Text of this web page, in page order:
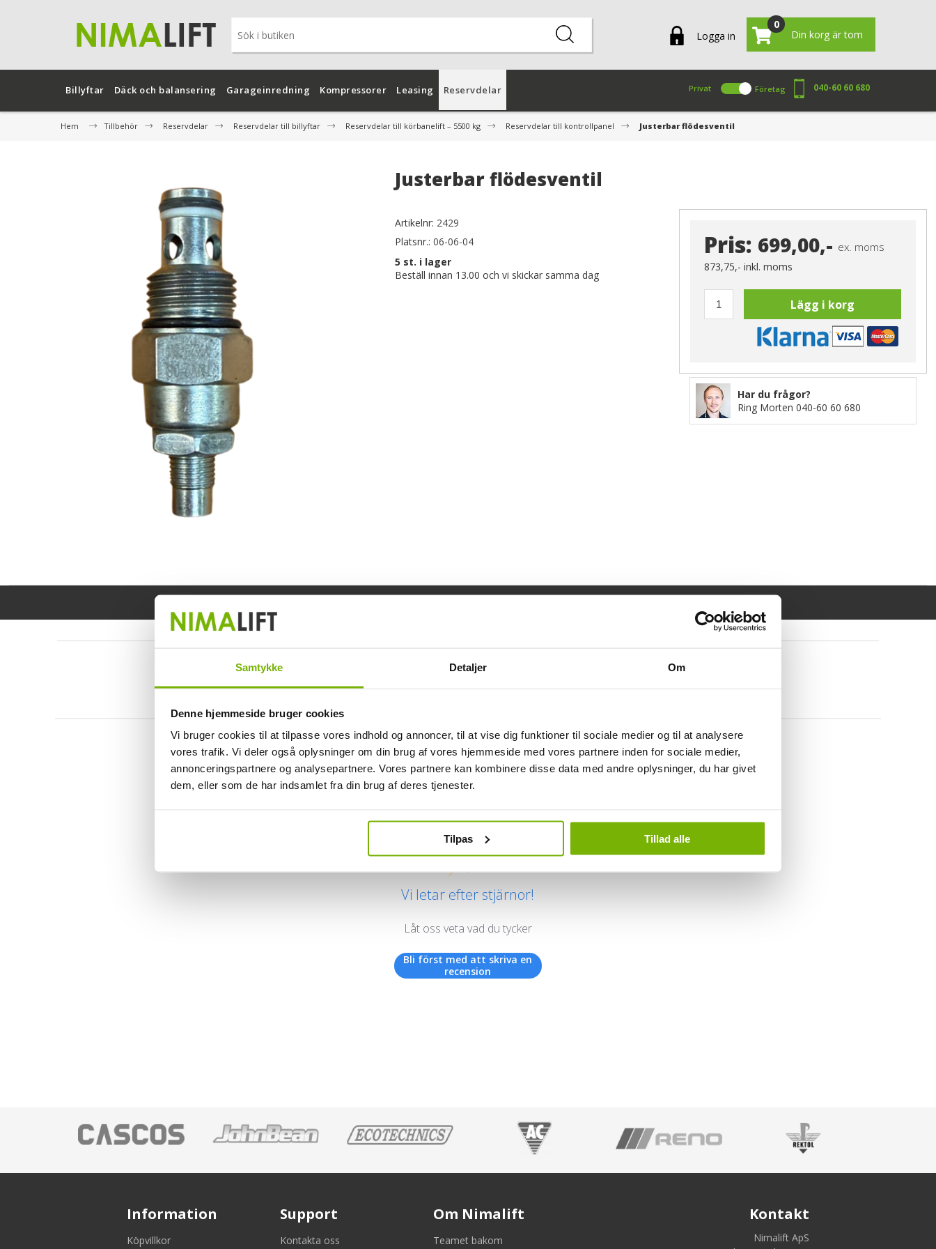
Samtykke Detaljer Om
Denne hjemmeside bruger cookies
Vi bruger cookies til at tilpasse vores indhold og annoncer, til at vise dig funktioner til sociale medier og til at analysere
vores trafik. Vi deler også oplysninger om din brug af vores hjemmeside med vores partnere inden for sociale medier,
annonceringspartnere og analysepartnere. Vores partnere kan kombinere disse data med andre oplysninger, du har givet
dem, eller som de har indsamlet fra din brug af deres tjenester.
Tilpas Tillad alle
Logga in
0
Din korg är tom
Billyftar Däck och balansering Garageinredning Kompressorer Leasing Reservdelar Privat Företag 040-60 60 680
Hem Tillbehör Reservdelar Reservdelar till billyftar Reservdelar till körbanelift – 5500 kg Reservdelar till kontrollpanel Justerbar flödesventil
Justerbar flödesventil
Artikelnr: 2429
Platsnr.: 06-06-04
5 st. i lager
Beställ innan 13.00 och vi skickar samma dag
Pris: 699,00,- ex. moms
873,75,- inkl. moms
Lägg i korg
Har du frågor?
Ring Morten 040-60 60 680
Kundrecensioner
Vi letar efter stjärnor!
Låt oss veta vad du tycker
Bli först med att skriva en
recension
Information
Köpvillkor
Support
Kontakta oss
Om Nimalift
Teamet bakom
Kontakt
Nimalift ApS